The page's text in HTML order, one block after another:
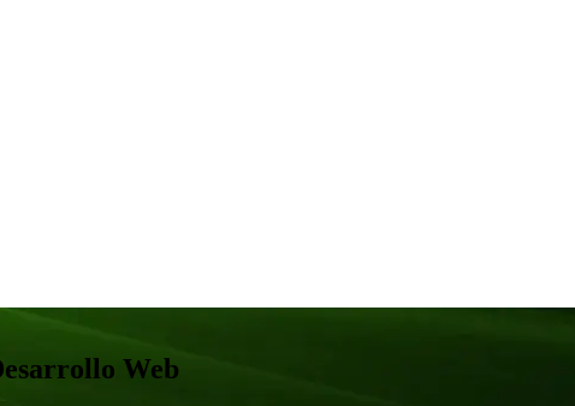
Web